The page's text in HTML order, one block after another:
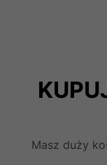
Masz duży